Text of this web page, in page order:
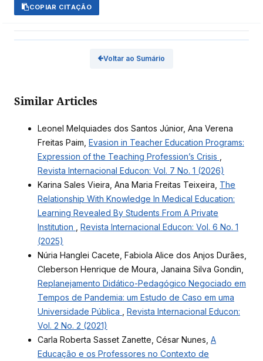
COPIAR CITAÇÃO
Voltar ao Sumário
Similar Articles
Leonel Melquiades dos Santos Júnior, Ana Verena
Freitas Paim, Evasion in Teacher Education Programs:
Expression of the Teaching Profession’s Crisis
Revista Internacional Educon: Vol. 7 No. 1 (2026)
Karina Sales Vieira, Ana Maria Freitas Teixeira, The
Relationship With Knowledge In Medical Education:
Learning Revealed By Students From A Private
Institution
Revista Internacional Educon: Vol. 6 No. 1
(2025)
Núria Hanglei Cacete, Fabiola Alice dos Anjos Durães,
Cleberson Henrique de Moura, Janaina Silva Gondin,
Replanejamento Didático-Pedagógico Negociado em
Tempos de Pandemia: um Estudo de Caso em uma
Universidade Pública
Revista Internacional Educon:
Vol. 2 No. 2 (2021)
Carla Roberta Sasset Zanette, César Nunes, A
Educação e os Professores no Contexto de